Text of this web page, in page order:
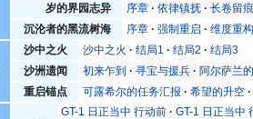
岁的界园志异
序章 依律镇抚 长卷留痕
沉沦者的黑流树海
序章 强制重启 维度重构
沙中之火 沙中之火 结局1 结局2
结局3
沙洲遗闻
初来乍到 寻宝与援兵 阿尔萨兰
重启锚点
可露希尔的任务汇报 希望的升空
GT-1 日正当中 行动前 GT-1 日正当中